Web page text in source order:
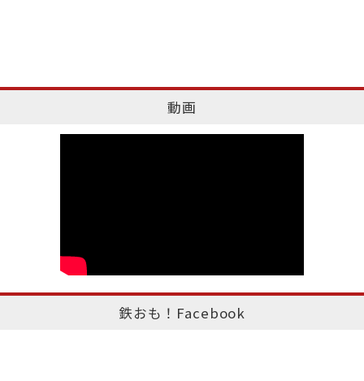
動画
鉄おも！Facebook